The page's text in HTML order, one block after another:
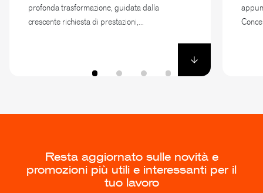
profonda trasformazione, guidata dalla
crescente richiesta di prestazioni,...
Resta aggiornato sulle novità e
promozioni più utili e interessanti per il
tuo lavoro